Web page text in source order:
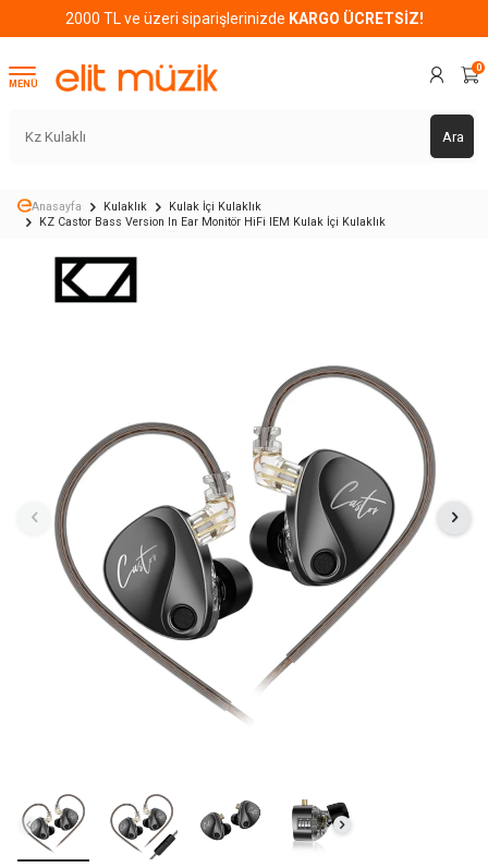
2000 TL ve üzeri siparişlerinizde KARGO ÜCRETSİZ!
MENÜ
Ara
0
Anasayfa Kulaklık
Kulak İçi Kulaklık
KZ Castor Bass Version In Ear Monitör HiFi IEM Kulak İçi Kulaklık